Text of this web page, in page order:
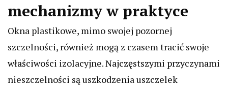
mechanizmy w praktyce
Okna plastikowe, mimo swojej pozornej
szczelności, również mogą z czasem tracić swoje
właściwości izolacyjne. Najczęstszymi przyczynami
nieszczelności są uszkodzenia uszczelek